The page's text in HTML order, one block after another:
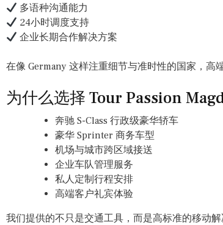
多语种沟通能力
24小时调度支持
企业长期合作解决方案
在像 Germany 这样注重细节与准时性的国家，高
为什么选择 Tour Passion
奔驰 S-Class 行政级豪华轿车
豪华 Sprinter 商务车型
机场与城市跨区域接送
企业车队管理服务
私人定制行程安排
高端客户礼宾体验
我们提供的不只是交通工具，而是高标准的移动解